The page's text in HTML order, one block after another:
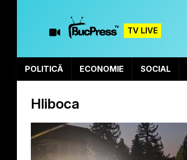
TV LIVE
POLITICĂ ECONOMIE SOCIAL
Hliboca